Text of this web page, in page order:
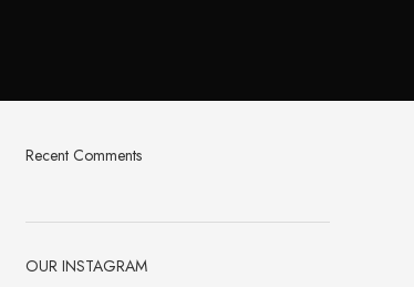
Recent Comments
OUR INSTAGRAM